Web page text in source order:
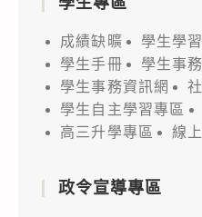
成績缺曠
學生學
學生手冊
學生事
學生事務資訊網
學生自主學習專區
高三升學專區
線
政令宣導專區